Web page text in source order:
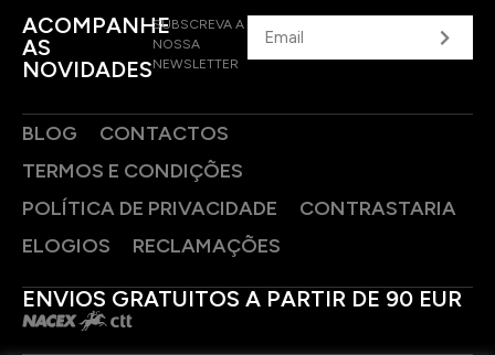
ACOMPANHE
AS
NOVIDADES
SUBSCREVA A
NOSSA
NEWSLETTER
BLOG
CONTACTOS
TERMOS E CONDIÇÕES
POLÍTICA DE PRIVACIDADE
CONTRASTARIA
ELOGIOS
RECLAMAÇÕES
ENVIOS GRATUITOS A PARTIR DE 90 EUR